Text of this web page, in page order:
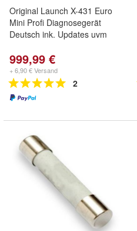
Original Launch X-431 Euro
Mini Profi Diagnosegerät
Deutsch ink. Updates uvm
999,99 €
+ 6,90 € Versand
2